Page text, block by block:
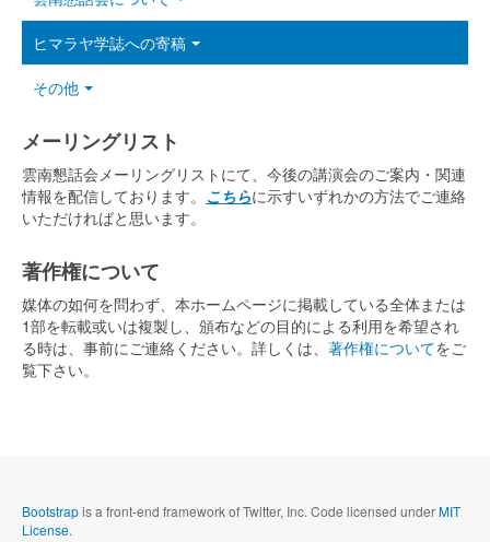
ヒマラヤ学誌への寄稿
その他
メーリングリスト
雲南懇話会メーリングリストにて、今後の講演会のご案内・関連
情報を配信しております。 こちらに示すいずれかの方法でご連絡
いただければと思います。
著作権について
媒体の如何を問わず、本ホームページに掲載している全体または
1部を転載或いは複製し、頒布などの目的による利用を希望され
る時は、事前にご連絡ください。詳しくは、 著作権についてをご
覧下さい。
Bootstrapis a front-end framework of Twitter, Inc. Code licensed underMIT
License.